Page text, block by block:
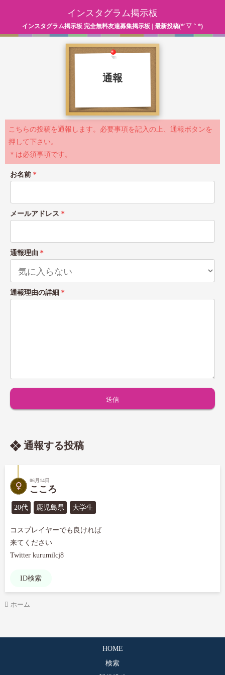
インスタグラム掲示板
インスタグラム掲示板 完全無料友達募集掲示板 | 最新投稿(*´▽｀*)
通報
こちらの投稿を通報します。必要事項を記入の上、通報ボタンを
押して下さい。
＊は必須事項です。
お名前 ＊
メールアドレス ＊
通報理由 ＊
通報理由の詳細 ＊
通報する投稿
06月14日
こころ
20代 鹿児島県 大学生
コスプレイヤーでも良ければ
来てください
Twitter kurumilcj8
ID検索
ホーム
HOME
検索